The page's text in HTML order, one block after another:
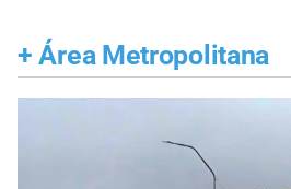
+ Área Metropolitana